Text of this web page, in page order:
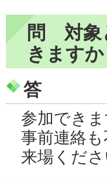
問 対象
きますか
答
参加できま
事前連絡
来場くださ